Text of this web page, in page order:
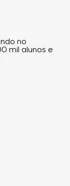
no
mil alunos e